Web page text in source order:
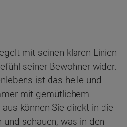
mit seinen klaren Linien
seiner Bewohner wider.
ist das helle und
mit gemütlichem
können Sie direkt in die
und schauen, was in den